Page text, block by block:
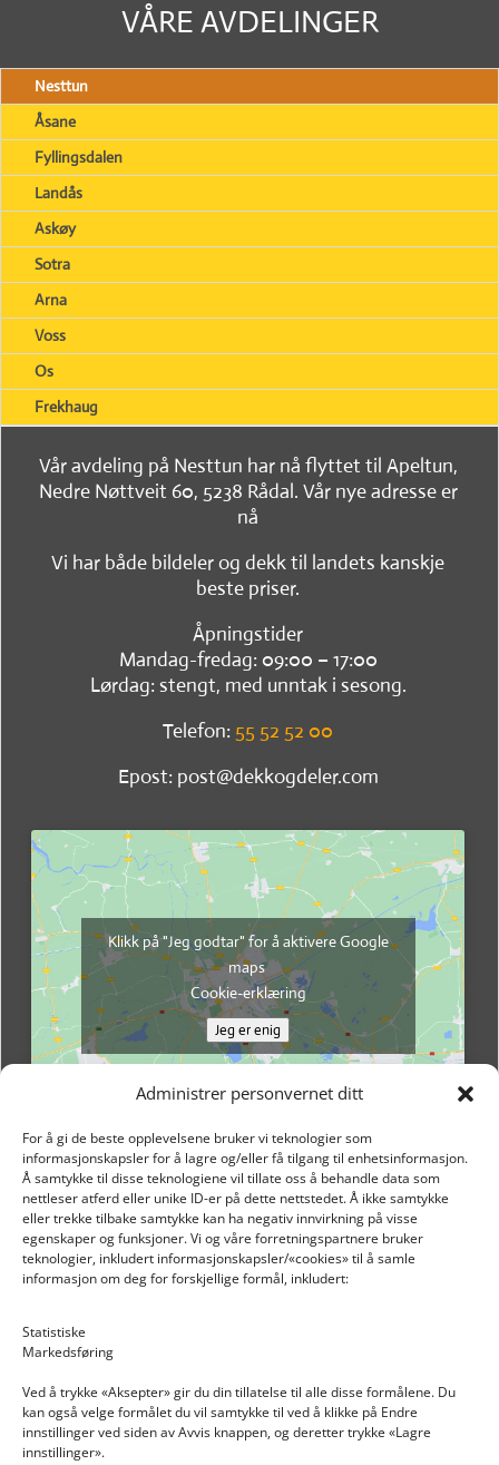
Administrer personvernet ditt
For å gi de beste opplevelsene bruker vi teknologier som
informasjonskapsler for å lagre og/eller få tilgang til enhetsinformasjon.
Å samtykke til disse teknologiene vil tillate oss å behandle data som
nettleser atferd eller unike ID-er på dette nettstedet. Å ikke samtykke
eller trekke tilbake samtykke kan ha negativ innvirkning på visse
egenskaper og funksjoner. Vi og våre forretningspartnere bruker
teknologier, inkludert informasjonskapsler/«cookies» til å samle
informasjon om deg for forskjellige formål, inkludert:
Statistiske
Markedsføring
Ved å trykke «Aksepter» gir du din tillatelse til alle disse formålene. Du
kan også velge formålet du vil samtykke til ved å klikke på Endre
innstillinger ved siden av Avvis knappen, og deretter trykke «Lagre
innstillinger».
VÅRE AVDELINGER
Nesttun
Åsane
Fyllingsdalen
Landås
Askøy
Sotra
Arna
Voss
Os
Frekhaug
Vår avdeling på Nesttun har nå flyttet til Apeltun,
Nedre Nøttveit 60, 5238 Rådal. Vår nye adresse er
nå
Vi har både bildeler og dekk til landets kanskje
beste priser.
Åpningstider
Mandag-fredag: 09:00 – 17:00
Lørdag: stengt, med unntak i sesong.
Telefon: 55 52 52 00
Epost: post@dekkogdeler.com
Klikk på "Jeg godtar" for å aktivere Google
maps
Cookie-erklæring
Jeg er enig